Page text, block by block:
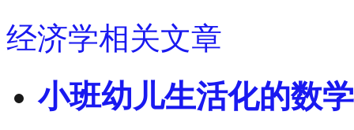
经济学相关文章
小班幼儿生活化的数